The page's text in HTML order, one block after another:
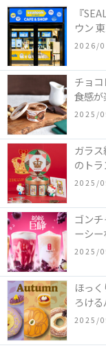
『
ウン
2026/
チョ
食感
2025/
ガラ
のト
キテ
2025/
ゴン
ーシ
ミル
2025/
ほっ
ろけ
ツに“
2025/